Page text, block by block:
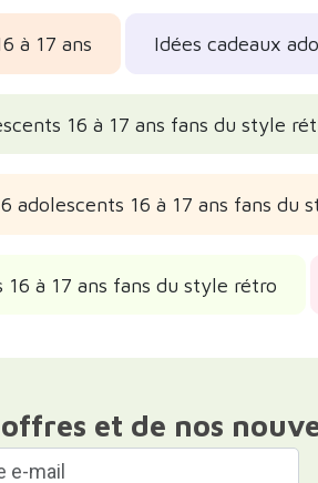
à 17 ans Idées cadeaux
16 à 17 ans fans du style
adolescents 16 à 17 ans fans du
à 17 ans fans du style rétro
et de nos